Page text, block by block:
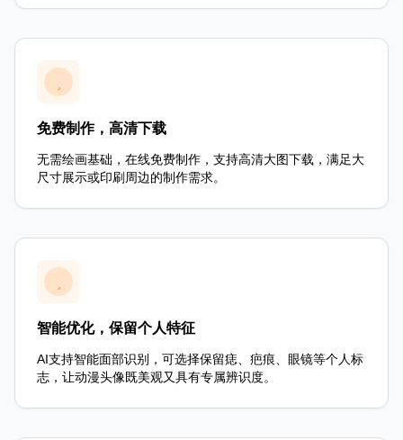
免费制作，高清下载
无需绘画基础，在线免费制作，支持高清大图下载，满足大
尺寸展示或印刷周边的制作需求。
智能优化，保留个人特征
AI支持智能面部识别，可选择保留痣、疤痕、眼镜等个人标
志，让动漫头像既美观又具有专属辨识度。